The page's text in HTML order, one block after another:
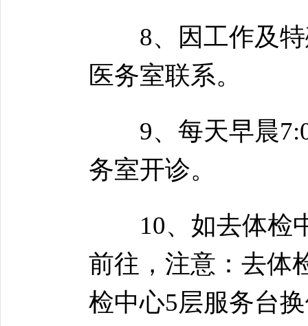
8、因工作及特
医务室联系。
9、每天早晨
务室开诊。
10、如去体检中
前往，注意：去体
检中心5层服务台